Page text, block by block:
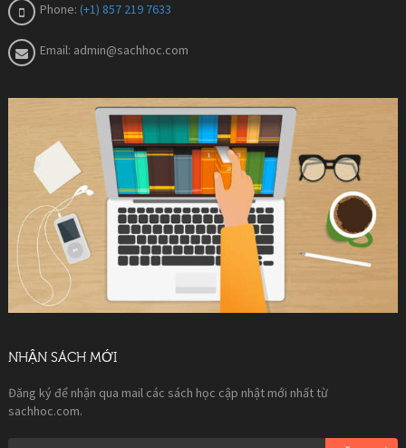
Phone: (+1) 857 219 7633
Email: admin@sachhoc.com
NHẬN SÁCH MỚI
Đăng ký để nhận qua mail các sách học cập nhật mới nhất từ
sachhoc.com.